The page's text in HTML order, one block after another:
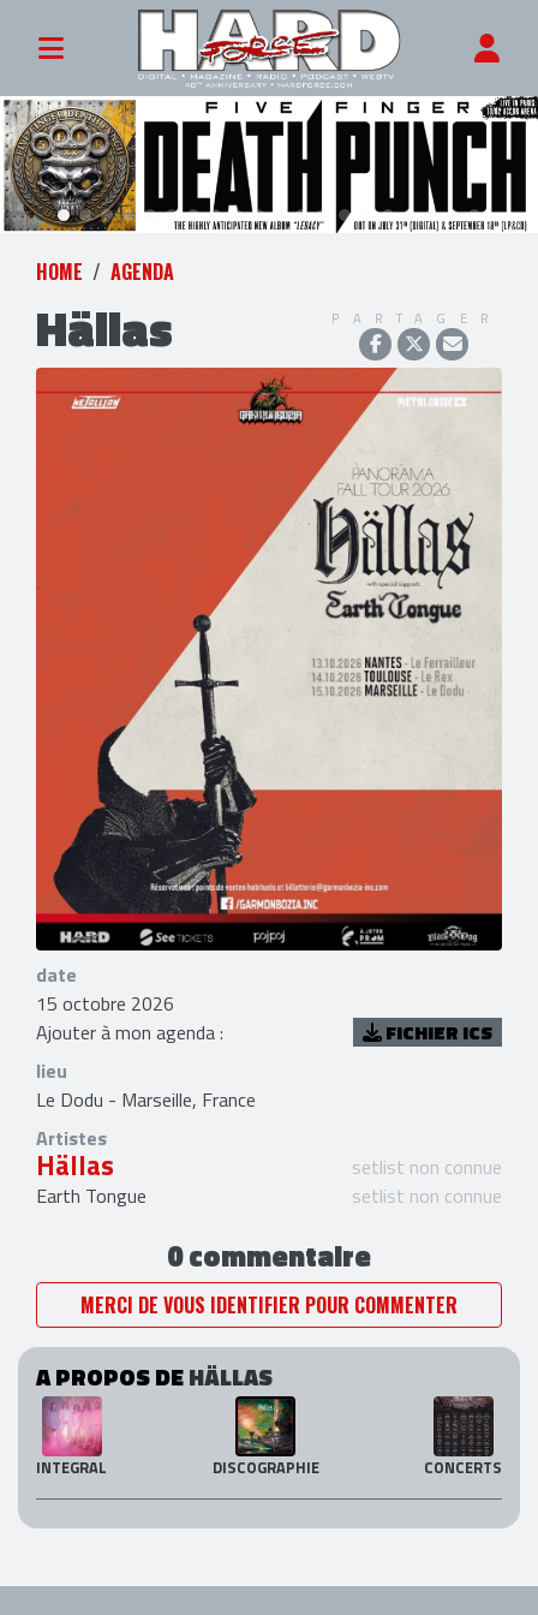
HOME AGENDA
Hällas PARTAGER
date
15 octobre 2026
Ajouter à mon agenda :
FICHIER ICS
lieu
Le Dodu - Marseille, France
Artistes
Hällas
setlist non connue
Earth Tongue
setlist non connue
0 commentaire
MERCI DE VOUS IDENTIFIER POUR COMMENTER
A PROPOS DEHÄLLAS
INTEGRAL DISCOGRAPHIE CONCERTS